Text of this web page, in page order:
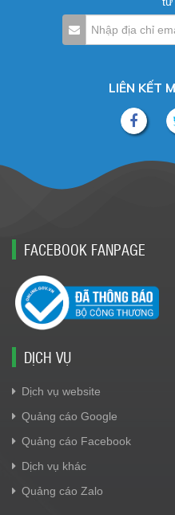
LIÊN KẾT
FACEBOOK FANPAGE
DỊCH VỤ
Dịch vụ website
Quảng cáo Google
Quảng cáo Facebook
Dịch vụ khác
Quảng cáo Zalo